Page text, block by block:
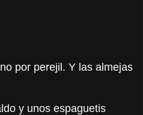
por perejil. Y las almejas
y unos espaguetis